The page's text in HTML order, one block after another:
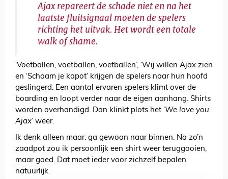
Ajax repareert de schade niet en na het
laatste fluitsignaal moeten de spelers
richting het uitvak. Het wordt een totale
walk of shame.
‘Voetballen, voetballen, voetballen’, ‘Wij willen Ajax zien
en ‘Schaam je kapot’ krijgen de spelers naar hun hoofd
geslingerd. Een aantal ervaren spelers klimt over de
boarding en loopt verder naar de eigen aanhang. Shirts
worden overhandigd. Dan klinkt plots het ‘We love you
Ajax’ weer.
Ik denk alleen maar: ga gewoon naar binnen. Na zo’n
zaadpot zou ik persoonlijk een shirt weer teruggooien,
maar goed. Dat moet ieder voor zichzelf bepalen
natuurlijk.